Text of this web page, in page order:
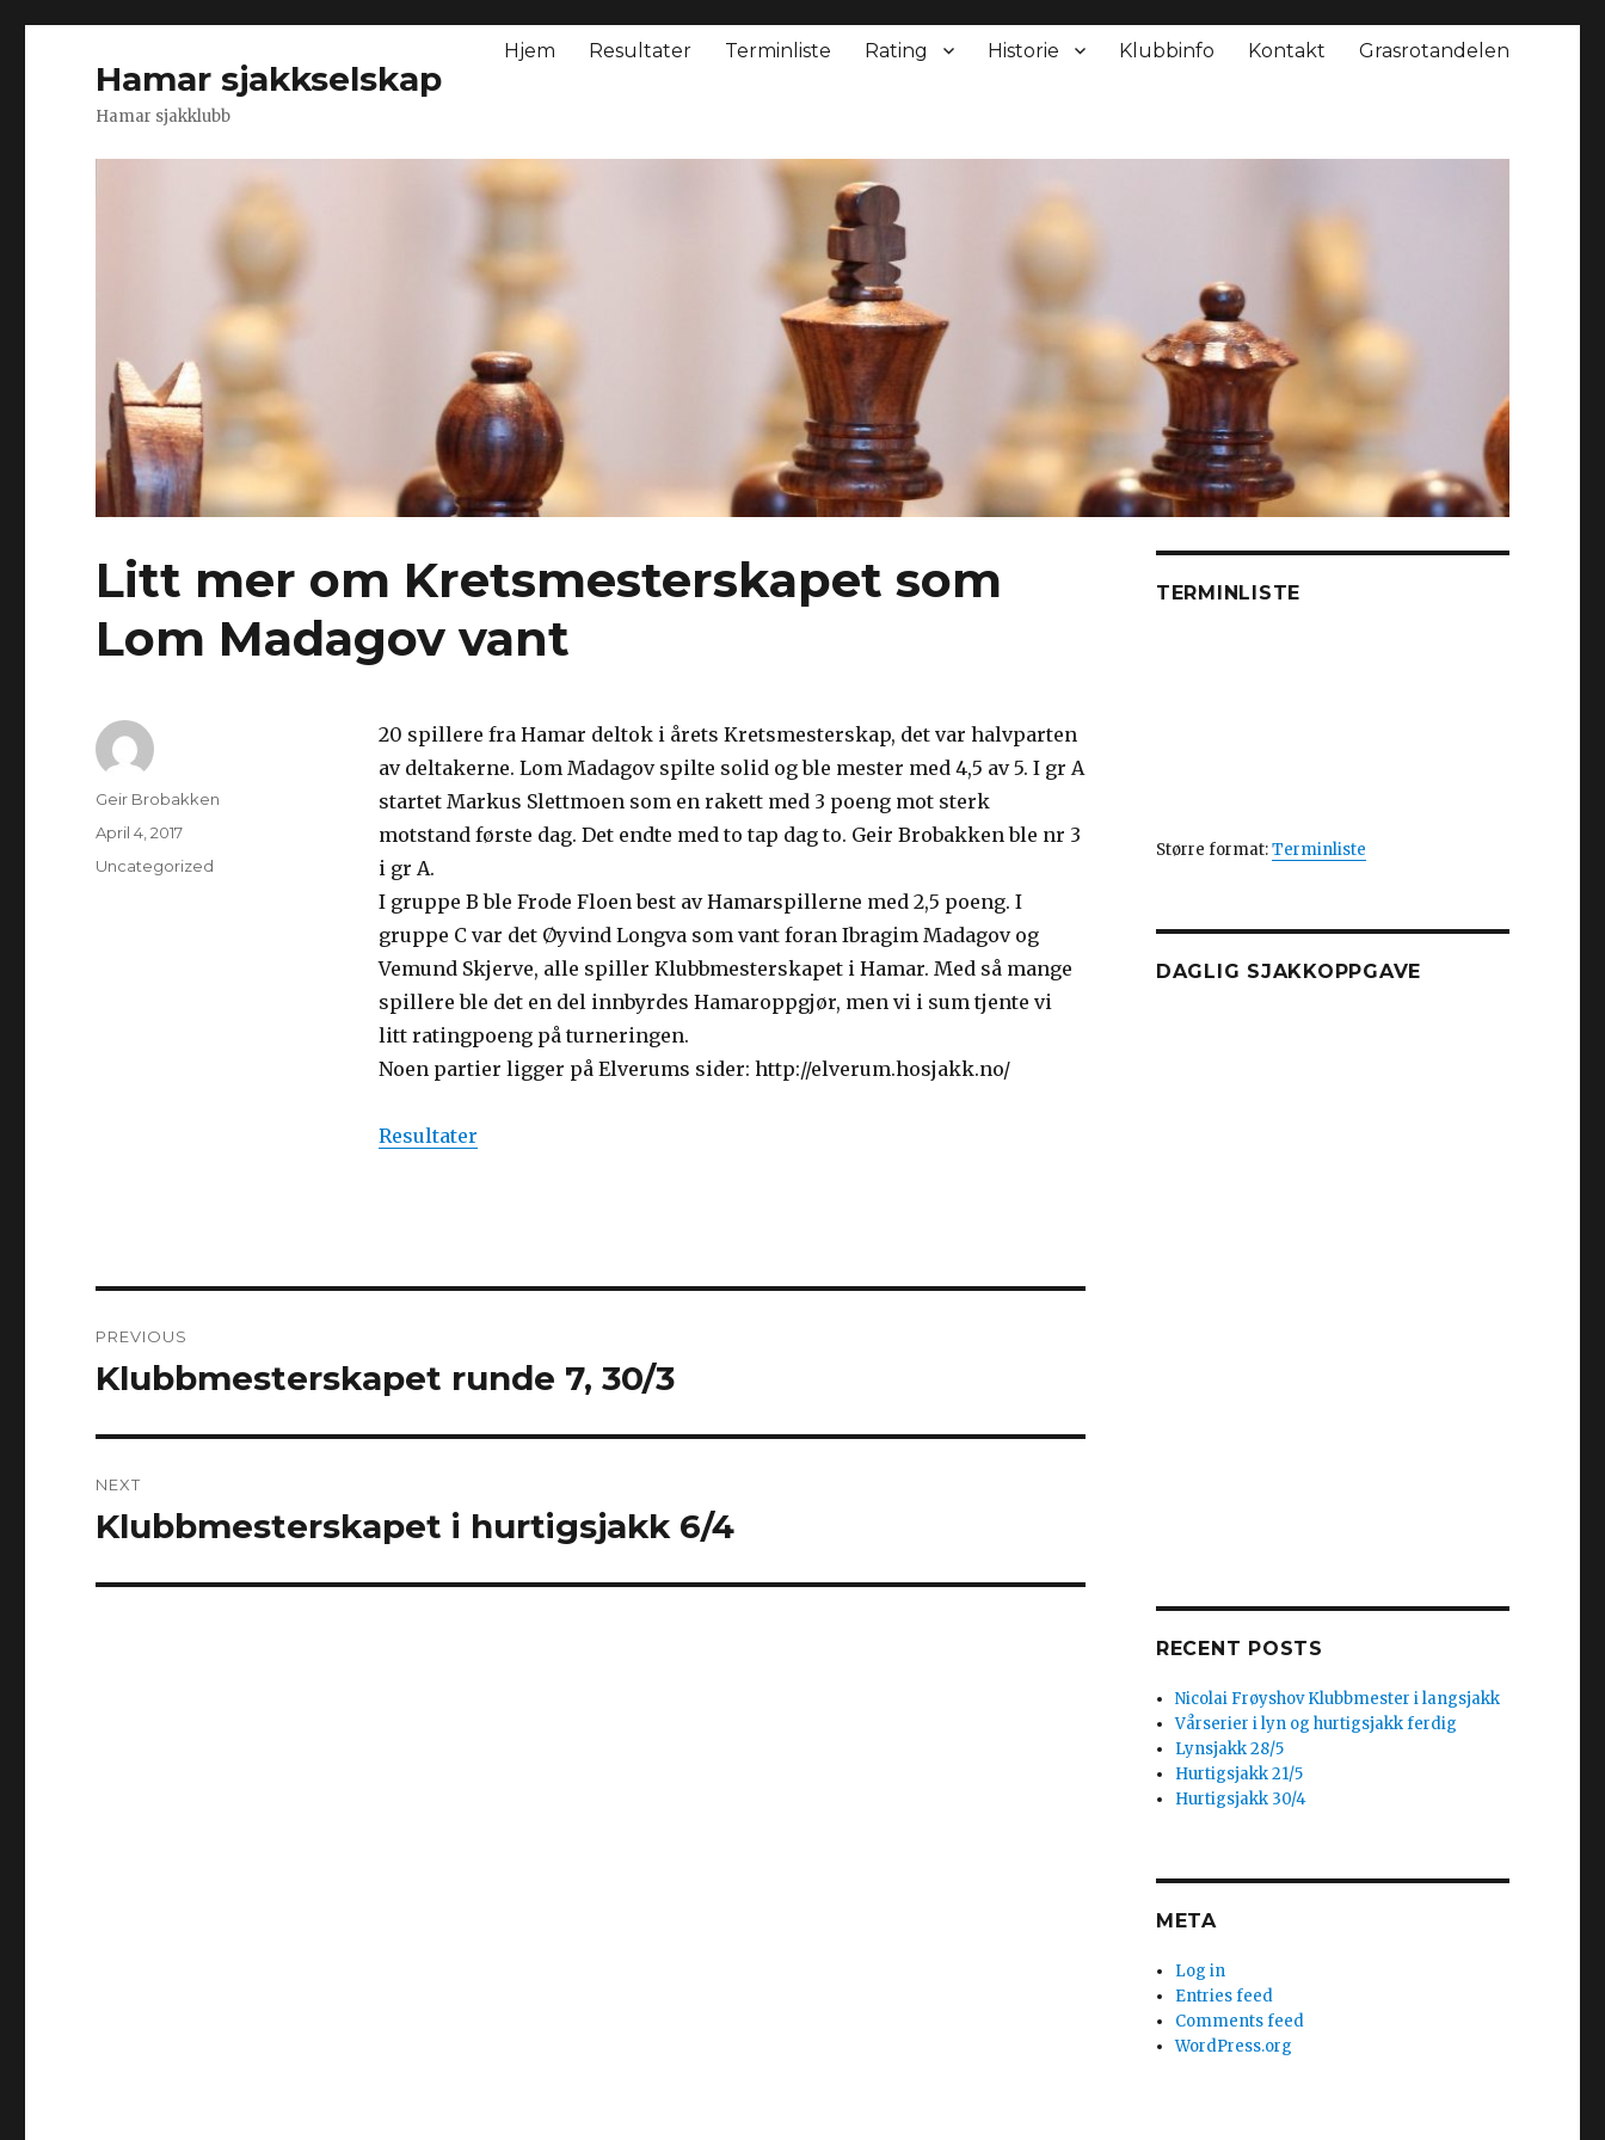
Hamar sjakkselskap
Hamar sjakklubb
Hjem Resultater Terminliste Rating Historie Klubbinfo Kontakt Grasrotandelen
Litt mer om Kretsmesterskapet som
Lom Madagov vant
20 spillere fra Hamar deltok i årets Kretsmesterskap, det var halvparten
av deltakerne. Lom Madagov spilte solid og ble mester med 4,5 av 5. I gr A
startet Markus Slettmoen som en rakett med 3 poeng mot sterk
motstand første dag. Det endte med to tap dag to. Geir Brobakken ble nr 3
i gr A.
I gruppe B ble Frode Floen best av Hamarspillerne med 2,5 poeng. I
gruppe C var det Øyvind Longva som vant foran Ibragim Madagov og
Vemund Skjerve, alle spiller Klubbmesterskapet i Hamar. Med så mange
spillere ble det en del innbyrdes Hamaroppgjør, men vi i sum tjente vi
litt ratingpoeng på turneringen.
Noen partier ligger på Elverums sider: http://elverum.hosjakk.no/
Resultater
Author
Geir Brobakken
Posted
on
April 4, 2017
Categories
Uncategorized
navigation
PREVIOUS
Previous
Klubbmesterskapet runde 7, 30/3
NEXT
Next
Klubbmesterskapet i hurtigsjakk 6/4
TERMINLISTE
Større format:Terminliste
DAGLIG SJAKKOPPGAVE
RECENT POSTS
Nicolai Frøyshov Klubbmester i langsjakk
Vårserier i lyn og hurtigsjakk ferdig
Lynsjakk 28/5
Hurtigsjakk 21/5
Hurtigsjakk 30/4
META
Log in
Entries feed
Comments feed
WordPress.org